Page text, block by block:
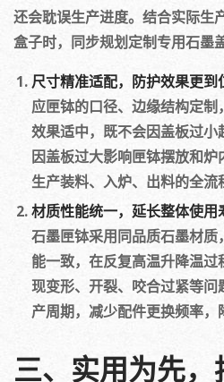
还会耽误生产进度。结合实际生
盒子时，同步规划定制专用石墨
尺寸精准适配，防护效果更到
应匣钵的口径、边缘结构定
效果适中，既不会因盖板过
因盖板过大影响匣钵摆放和
生产装料、入炉、出料的全流
材质性能统一，延长整体使用
石墨匣钵采用同品质石墨材
能一致，在反复高温升降温
现变形、开裂、咬合过紧等
产周期，减少配件更换频率，
三、实用为先